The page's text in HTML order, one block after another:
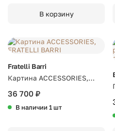
В корзину
Fratelli Barri
Картина ACCESSORIES,
FRATELLI BARRI
36 700 ₽
В наличии 1 шт